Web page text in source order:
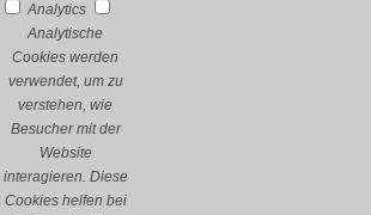
Analytics
Analytische
Cookies werden
verwendet, um zu
verstehen, wie
Besucher mit der
Website
interagieren. Diese
Cookies helfen bei